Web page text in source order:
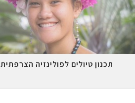
תכנון טיולים לפולינזיה הצרפתית